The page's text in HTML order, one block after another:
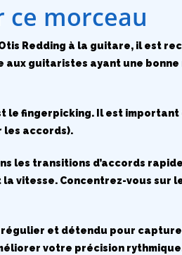
ce morceau
Redding à la guitare, il est
guitaristes ayant une
le fingerpicking. Il est
les accords).
les transitions d’accords
vitesse. Concentrez-vous sur
et détendu pour
votre précision